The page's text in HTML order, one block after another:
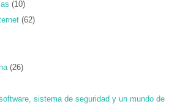
(10)
(62)
(26)
sistema de seguridad y un mundo de